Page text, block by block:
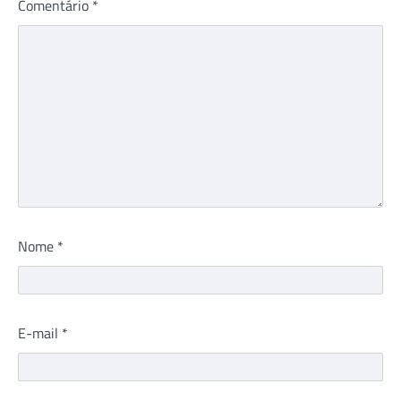
Comentário *
Nome *
E-mail *